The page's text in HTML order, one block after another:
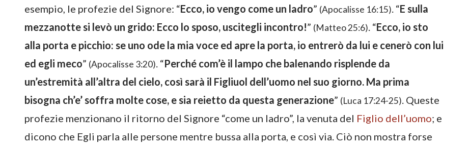
esempio, le profezie del Signore: “Ecco, io vengo come un ladro” (Apocalisse 16:15). “E sulla
mezzanotte si levò un grido: Ecco lo sposo, uscitegli incontro!” (Matteo 25:6). “Ecco, io sto
alla porta e picchio: se uno ode la mia voce ed apre la porta, io entrerò da lui e cenerò con lui
ed egli meco” (Apocalisse 3:20). “Perché com’è il lampo che balenando risplende da
un’estremità all’altra del cielo, così sarà il Figliuol dell’uomo nel suo giorno. Ma prima
bisogna ch’e’ soffra molte cose, e sia reietto da questa generazione” (Luca 17:24-25). Queste
profezie menzionano il ritorno del Signore “come un ladro”, la venuta del Figlio dell’uomo; e
dicono che Egli parla alle persone mentre bussa alla porta, e così via. Ciò non mostra forse